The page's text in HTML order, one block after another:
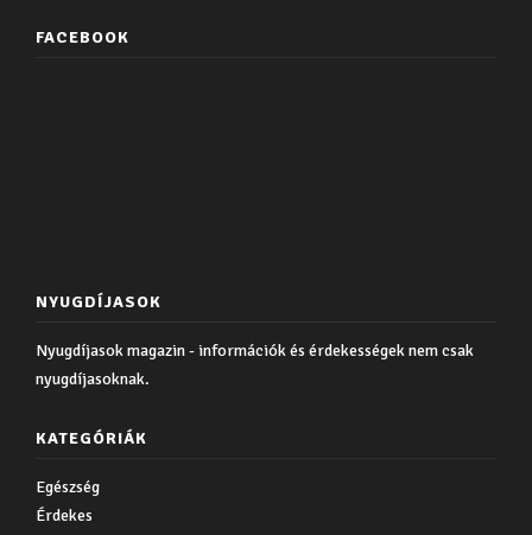
FACEBOOK
NYUGDÍJASOK
Nyugdíjasok magazin - információk és érdekességek nem csak
nyugdíjasoknak.
KATEGÓRIÁK
Egészség
Érdekes